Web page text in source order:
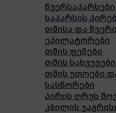
წვერსაპარსები
საპარსის
თმისა და
ეპილატორები
თმის ფენები
თმის სახვევები
თმის უთოები
სასწორები
პირის ღრუს
კბილის